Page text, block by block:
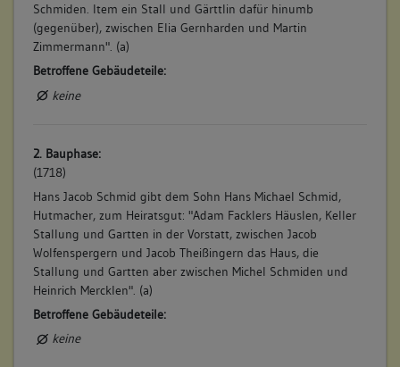
Schmiden. Item ein Stall und Gärttlin dafür hinumb
(gegenüber), zwischen Elia Gernharden und Martin
Zimmermann". (a)
Betroffene Gebäudeteile:
keine
2. Bauphase:
(1718)
Hans Jacob Schmid gibt dem Sohn Hans Michael Schmid,
Hutmacher, zum Heiratsgut: "Adam Facklers Häuslen, Keller
Stallung und Gartten in der Vorstatt, zwischen Jacob
Wolfenspergern und Jacob Theißingern das Haus, die
Stallung und Gartten aber zwischen Michel Schmiden und
Heinrich Mercklen". (a)
Betroffene Gebäudeteile:
keine